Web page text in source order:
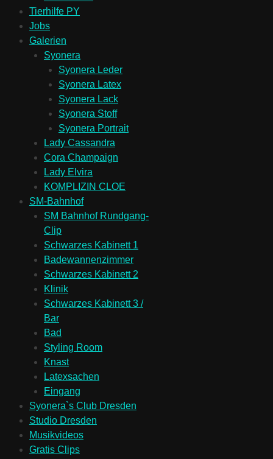
Tierhilfe PY
Jobs
Galerien
Syonera
Syonera Leder
Syonera Latex
Syonera Lack
Syonera Stoff
Syonera Portrait
Lady Cassandra
Cora Champaign
Lady Elvira
KOMPLIZIN CLOE
SM-Bahnhof
SM Bahnhof Rundgang-
Clip
Schwarzes Kabinett 1
Badewannenzimmer
Schwarzes Kabinett 2
Klinik
Schwarzes Kabinett 3 /
Bar
Bad
Styling Room
Knast
Latexsachen
Eingang
Syonera`s Club Dresden
Studio Dresden
Musikvideos
Gratis Clips